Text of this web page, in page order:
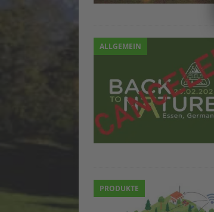
ALLGEMEIN
PRODUKTE